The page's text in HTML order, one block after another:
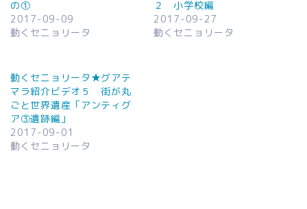
の①
2017-09-09
動くセニョリータ
２ 小学校編
2017-09-27
動くセニョリータ
動くセニョリータ★グアテ
マラ紹介ビデオ５ 街が丸
ごと世界遺産「アンティグ
ア③遺跡編」
2017-09-01
動くセニョリータ